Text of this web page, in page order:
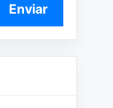
Enviar